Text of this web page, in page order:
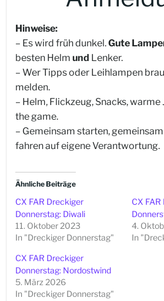
Hinweise:
– Es wird früh dunkel.Gute
besten Helm und Lenker.
– Wer Tipps oder Leihlampen
melden.
– Helm, Flickzeug, Snacks, warme
the game.
– Gemeinsam starten,
fahren auf eigene Verantwortung.
Ähnliche Beiträge
CX FAR Dreckiger
Donnerstag: Diwali
11. Oktober 2023
In "Dreckiger Donnerstag"
CX
4.
In
CX FAR Dreckiger
Donnerstag: Nordostwind
5. März 2026
In "Dreckiger Donnerstag"